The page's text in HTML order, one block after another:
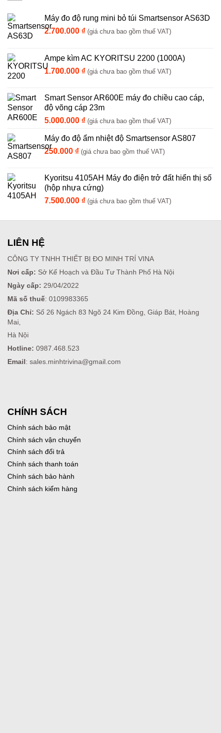
Máy đo độ rung mini bỏ túi Smartsensor AS63D
2.700.000 ₫ (giá chưa bao gồm thuế VAT)
Ampe kìm AC KYORITSU 2200 (1000A)
1.700.000 ₫ (giá chưa bao gồm thuế VAT)
Smart Sensor AR600E máy đo chiều cao cáp,
độ võng cáp 23m
5.000.000 ₫ (giá chưa bao gồm thuế VAT)
Máy đo độ ẩm nhiệt độ Smartsensor AS807
250.000 ₫ (giá chưa bao gồm thuế VAT)
Kyoritsu 4105AH Máy đo điện trở đất hiển thị số
(hộp nhựa cứng)
7.500.000 ₫ (giá chưa bao gồm thuế VAT)
LIÊN HỆ
CÔNG TY TNHH THIẾT BỊ ĐO MINH TRÍ VINA
Nơi cấp: Sở Kế Hoạch và Đầu Tư Thành Phố Hà Nội
Ngày cấp: 29/04/2022
Mã số thuế: 0109983365
Địa Chỉ: Số 26 Ngách 83 Ngõ 24 Kim Đồng, Giáp Bát, Hoàng
Mai,
Hà Nội
Hotline: 0987.468.523
Email : sales.minhtrivina@gmail.com
CHÍNH SÁCH
Chính sách bảo mật
Chính sách vận chuyển
Chính sách đổi trả
Chính sách thanh toán
Chính sách bảo hành
Chính sách kiểm hàng